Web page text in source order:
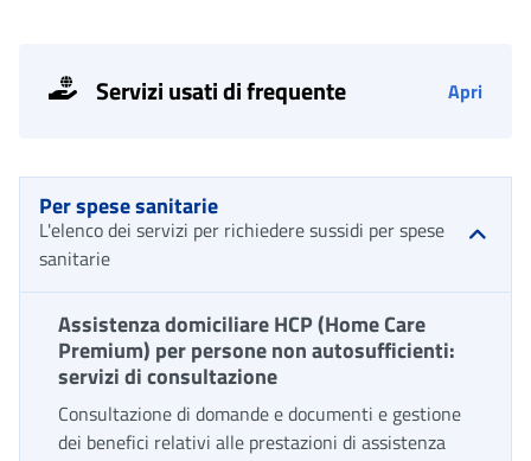
Per spese sanitarie
L'elenco dei servizi per richiedere sussidi per spese
sanitarie
Assistenza domiciliare HCP (Home Care
Premium) per persone non autosufficienti:
servizi di consultazione
Consultazione di domande e documenti e gestione
dei benefici relativi alle prestazioni di assistenza
Servizi usati di frequente Apri